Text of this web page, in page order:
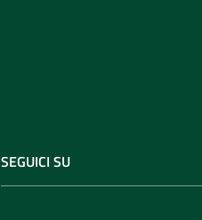
SEGUICI SU